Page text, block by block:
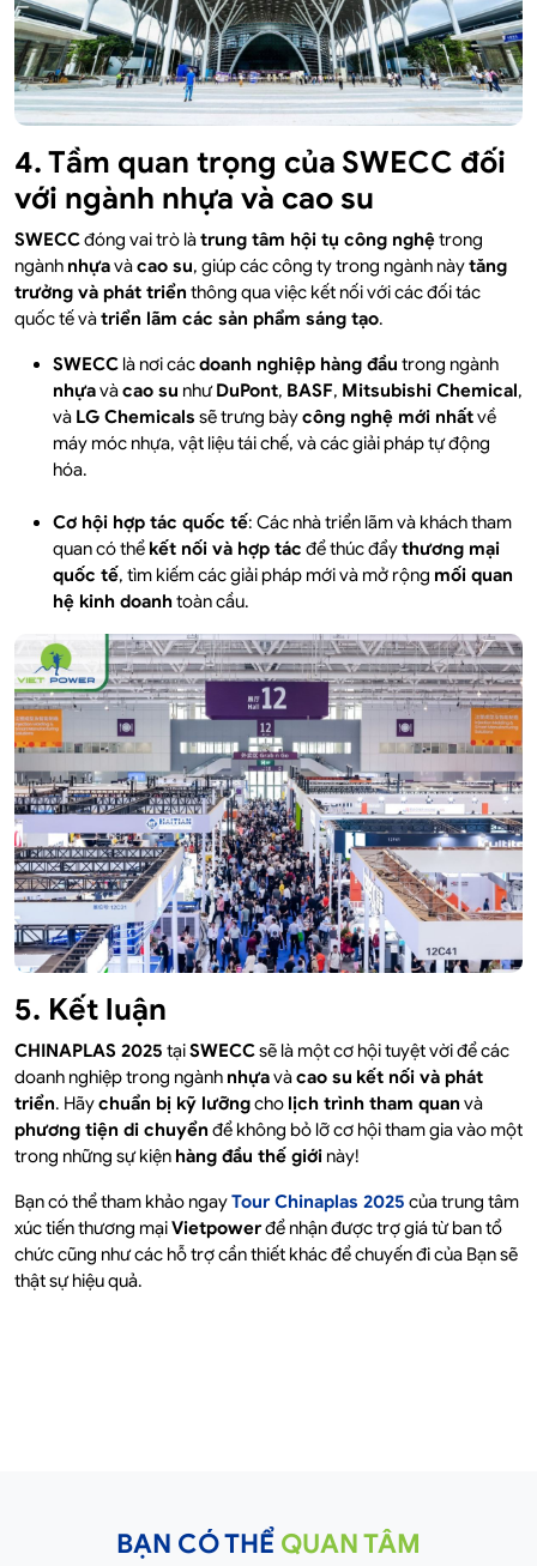
4. Tầm quan trọng của SWECC đối
với ngành nhựa và cao su
SWECCđóng vai trò làtrung tâm hội tụ công nghệtrong
ngành nhựavàcao su, giúp các công ty trong ngành nàytăng
trưởng và phát triển thông qua việc kết nối với các đối tác
quốc tế vàtriển lãm các sản phẩm sáng tạo.
SWECC là nơi cácdoanh nghiệp hàng đầu trong ngành
nhựavàcao su nhưDuPont, BASF, Mitsubishi Chemical,
và LG Chemicals sẽ trưng bàycông nghệ mới nhấtvề
máy móc nhựa, vật liệu tái chế, và các giải pháp tự động
hóa.
Cơ hội hợp tác quốc tế: Các nhà triển lãm và khách tham
quan có thể kết nối và hợp tác để thúc đẩythương mại
quốc tế, tìm kiếm các giải pháp mới và mở rộng mối quan
hệ kinh doanhtoàn cầu.
5. Kết luận
CHINAPLAS 2025 tạiSWECCsẽ là một cơ hội tuyệt vời để các
doanh nghiệp trong ngành nhựavàcao su kết nối và phát
triển. Hãychuẩn bị kỹ lưỡngcho lịch trình tham quan và
phương tiện di chuyển để không bỏ lỡ cơ hội tham gia vào một
trong những sự kiện hàng đầu thế giới này!
Bạn có thể tham khảo ngayTour Chinaplas 2025 của trung tâm
xúc tiến thương mạiVietpowerđể nhận được trợ giá từ ban tổ
chức cũng như các hỗ trợ cần thiết khác để chuyến đi của Bạn sẽ
thật sự hiệu quả.
BẠN CÓ THỂ QUAN TÂM